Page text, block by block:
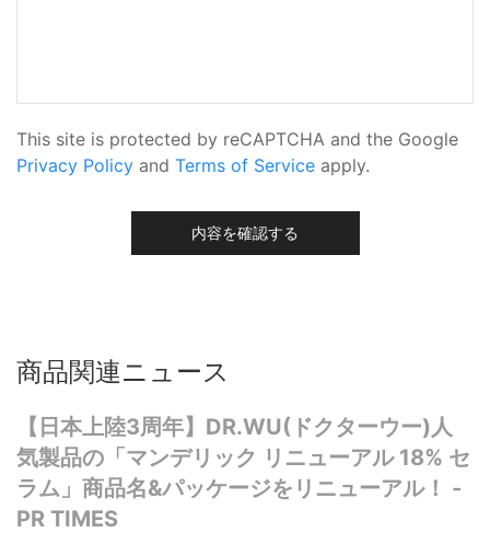
This site is protected by reCAPTCHA and the Google
Privacy Policy and Terms of Service apply.
内容を確認する
商品関連ニュース
【日本上陸3周年】DR.WU(ドクターウー)人
気製品の「マンデリック リニューアル 18% セ
ラム」商品名&パッケージをリニューアル！ -
PR TIMES